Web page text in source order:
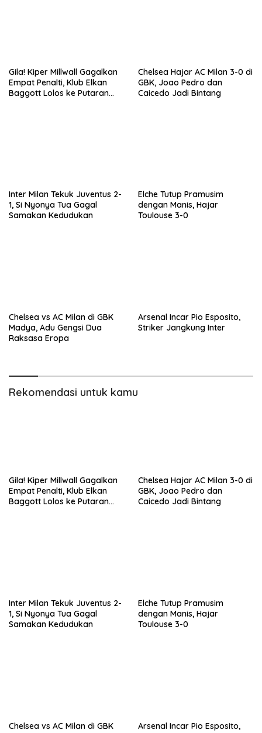
Gila! Kiper Millwall Gagalkan
Empat Penalti, Klub Elkan
Baggott Lolos ke Putaran
Chelsea Hajar AC Milan 3-0 di
GBK, Joao Pedro dan
Caicedo Jadi Bintang
Inter Milan Tekuk Juventus 2-
1, Si Nyonya Tua Gagal
Samakan Kedudukan
Elche Tutup Pramusim
dengan Manis, Hajar
Toulouse 3-0
Chelsea vs AC Milan di GBK
Madya, Adu Gengsi Dua
Raksasa Eropa
Arsenal Incar Pio Esposito,
Striker Jangkung Inter
Rekomendasi untuk kamu
Gila! Kiper Millwall Gagalkan
Empat Penalti, Klub Elkan
Baggott Lolos ke Putaran
Chelsea Hajar AC Milan 3-0 di
GBK, Joao Pedro dan
Caicedo Jadi Bintang
Inter Milan Tekuk Juventus 2-
1, Si Nyonya Tua Gagal
Samakan Kedudukan
Elche Tutup Pramusim
dengan Manis, Hajar
Toulouse 3-0
Chelsea vs AC Milan di GBK
Arsenal Incar Pio Esposito,